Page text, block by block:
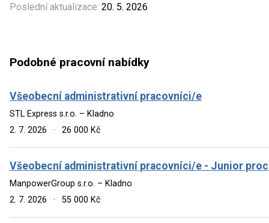
Poslední aktualizace: 20. 5. 2026
Podobné pracovní nabídky
Všeobecní administrativní pracovníci/e
STL Express s.r.o. – Kladno
2. 7. 2026
· 26 000 Kč
Všeobecní administrativní pracovníci/e - Junior
ManpowerGroup s.r.o. – Kladno
2. 7. 2026
· 55 000 Kč